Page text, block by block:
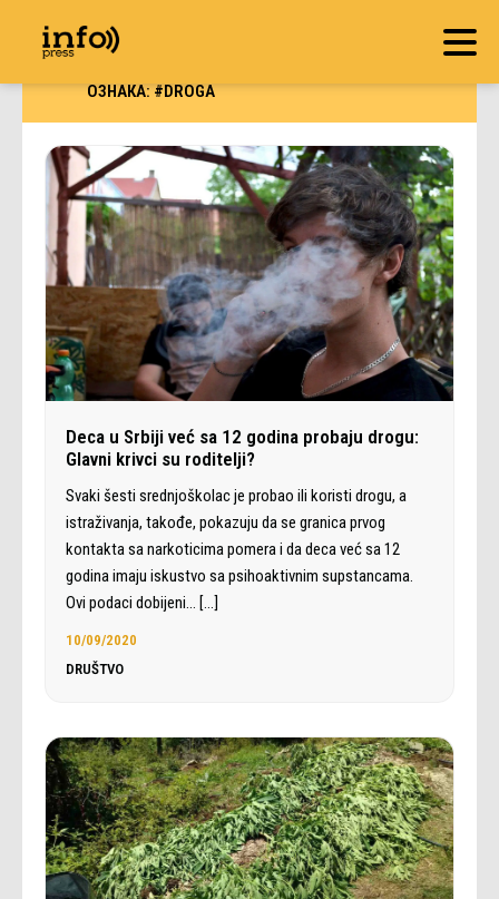
ОЗНАКА:#DROGA
Deca u Srbiji već sa 12 godina probaju drogu:
Glavni krivci su roditelji?
Svaki šesti srednjoškolac je probao ili koristi drogu, a
istraživanja, takođe, pokazuju da se granica prvog
kontakta sa narkoticima pomera i da deca već sa 12
godina imaju iskustvo sa psihoaktivnim supstancama.
Ovi podaci dobijeni… […]
10/09/2020
DRUŠTVO